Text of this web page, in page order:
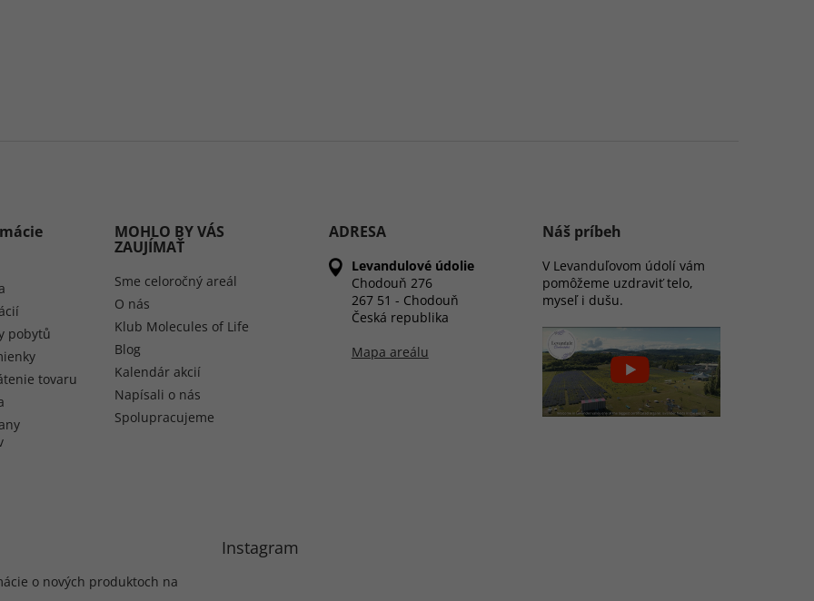
pobytů
tovaru
MOHLO BY VÁS
ZAUJÍMAŤ
Sme celoročný areál
O nás
Klub Molecules of Life
Blog
Kalendár akcií
Napísali o nás
Spolupracujeme
ADRESA
Levandulové údolie
Chodouň 276
267 51 - Chodouň
Česká republika
Mapa areálu
Náš príbeh
V Levanduľovom údolí vám
pomôžeme uzdraviť telo,
myseľ i dušu.
o nových produktoch na
Instagram